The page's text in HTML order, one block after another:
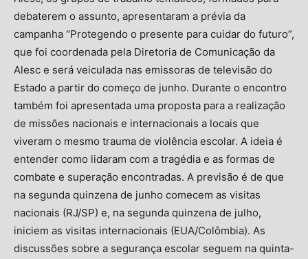
debaterem o assunto, apresentaram a prévia da
campanha “Protegendo o presente para cuidar do futuro”,
que foi coordenada pela Diretoria de Comunicação da
Alesc e será veiculada nas emissoras de televisão do
Estado a partir do começo de junho. Durante o encontro
também foi apresentada uma proposta para a realização
de missões nacionais e internacionais a locais que
viveram o mesmo trauma de violência escolar. A ideia é
entender como lidaram com a tragédia e as formas de
combate e superação encontradas. A previsão é de que
na segunda quinzena de junho comecem as visitas
nacionais (RJ/SP) e, na segunda quinzena de julho,
iniciem as visitas internacionais (EUA/Colômbia). As
discussões sobre a segurança escolar seguem na quinta-